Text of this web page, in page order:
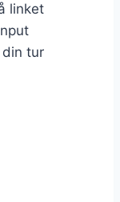
linket
din tur